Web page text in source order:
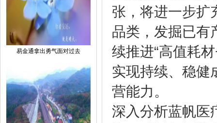
易金通拿出勇气面对过去
张，将进一步扩
品类，发掘已有
续推进“高值耗
实现持续、稳健
营能力。
深入分析蓝帆医